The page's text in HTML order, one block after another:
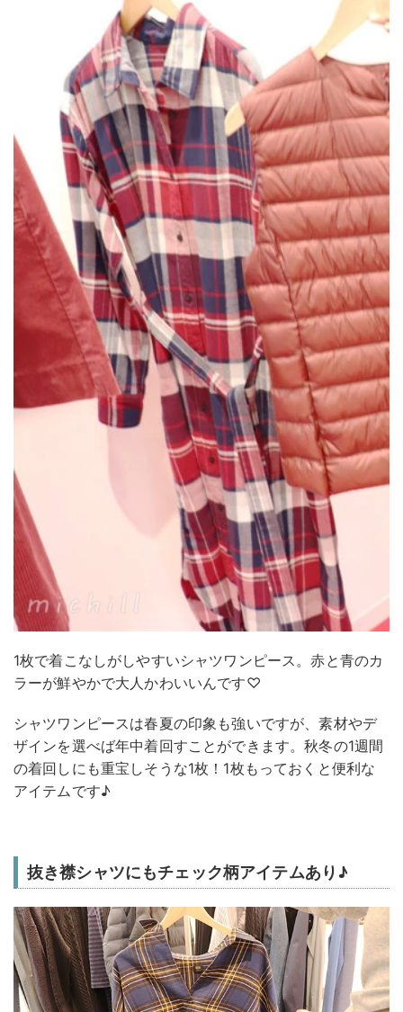
1枚で着こなしがしやすいシャツワンピース。赤と青のカ
ラーが鮮やかで大人かわいいんです♡
シャツワンピースは春夏の印象も強いですが、素材やデ
ザインを選べば年中着回すことができます。秋冬の1週間
の着回しにも重宝しそうな1枚！1枚もっておくと便利な
アイテムです♪
抜き襟シャツにもチェック柄アイテムあり♪